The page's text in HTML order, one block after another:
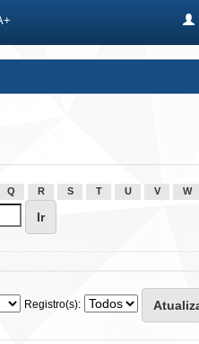
Q R S T U V W
Registro(s):